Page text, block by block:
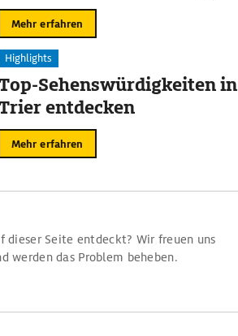
Mehr erfahren
Highlights
Sehenswürdigkeiten in
entdecken
Mehr erfahren
dieser Seite entdeckt? Wir freuen uns
werden das Problem beheben.